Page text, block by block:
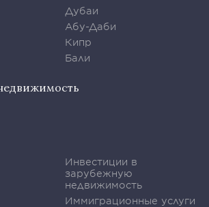
Дубаи
Абу-Даби
Кипр
Бали
Инвестиции в
зарубежную
недвижимость
Иммиграционные услуги